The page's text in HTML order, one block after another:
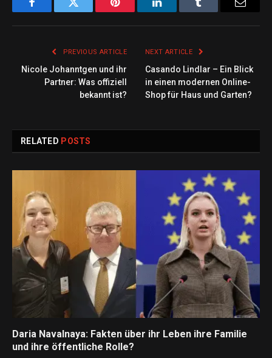
FacebookTwitter Pinterest LinkedInTumblr
PREVIOUS ARTICLE
Nicole Johanntgen und ihr
Partner: Was offiziell
bekannt ist?
NEXT ARTICLE
Casando Lindlar – Ein Blick
in einen modernen Online-
Shop für Haus und Garten?
RELATED POSTS
Daria Navalnaya: Fakten über ihr Leben ihre Familie
und ihre öffentliche Rolle?